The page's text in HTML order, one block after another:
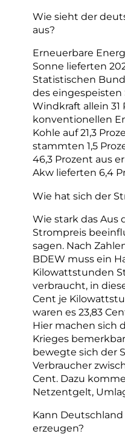
Wie sieht der
aus?
Erneuerbare
Sonne lieferten
Statistischen
des
Windkraft allein
konventionellen
Kohle auf 21,3
stammten 1,5
46,3 Prozent aus
Akw lieferten 6,4
Wie hat sich der
Wie stark das Aus
Strompreis
sagen. Nach
BDEW muss ein
Kilowattstunden
verbraucht, in
Cent je
waren es 23,83
Hier machen sich
Krieges
bewegte sich der
Verbraucher
Cent. Dazu
Netzentgelt,
Kann
erzeugen?